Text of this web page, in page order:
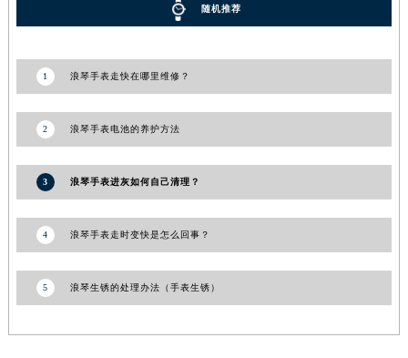
随机推荐
1 浪琴手表走快在哪里维修？
2 浪琴手表电池的养护方法
3 浪琴手表进灰如何自己清理？
4 浪琴手表走时变快是怎么回事？
5 浪琴生锈的处理办法（手表生锈）